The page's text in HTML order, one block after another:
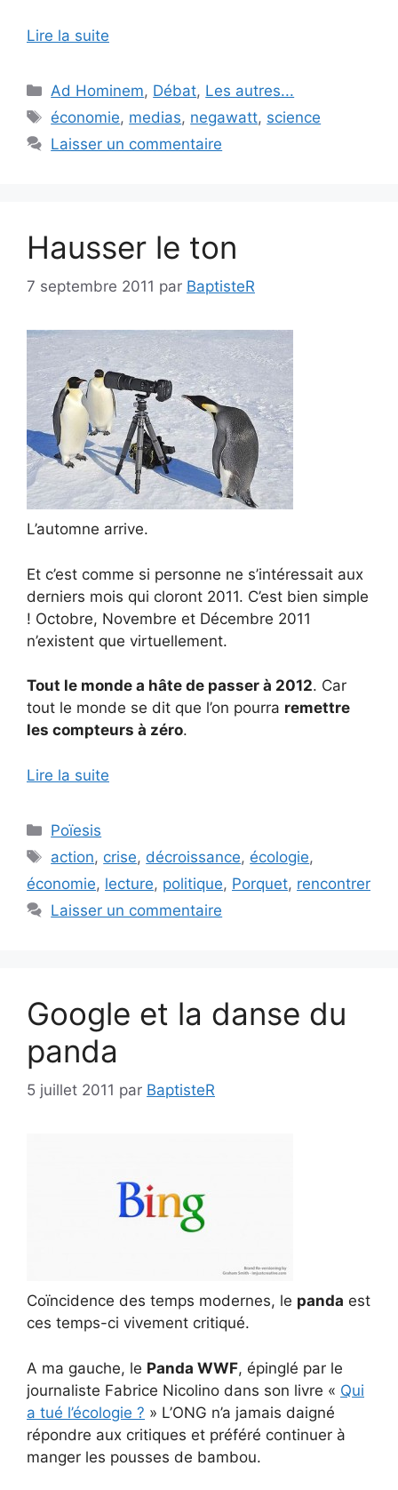
Lire la suite
Catégories
Ad Hominem, Débat, Les autres...
Étiquettes
économie, medias, negawatt, science
Laisser un commentaire
Hausser le ton
7 septembre 2011 par BaptisteR
L’automne arrive.
Et c’est comme si personne ne s’intéressait aux
derniers mois qui cloront 2011. C’est bien simple
! Octobre, Novembre et Décembre 2011
n’existent que virtuellement.
Tout le monde a hâte de passer à 2012. Car
tout le monde se dit que l’on pourra remettre
les compteurs à zéro.
Lire la suite
Catégories
Poïesis
Étiquettes
action, crise, décroissance, écologie,
économie, lecture, politique, Porquet, rencontrer
Laisser un commentaire
Google et la danse du
panda
5 juillet 2011 par BaptisteR
Coïncidence des temps modernes, le panda est
ces temps-ci vivement critiqué.
A ma gauche, le Panda WWF, épinglé par le
journaliste Fabrice Nicolino dans son livre « Qui
a tué l’écologie ? » L’ONG n’a jamais daigné
répondre aux critiques et préféré continuer à
manger les pousses de bambou.